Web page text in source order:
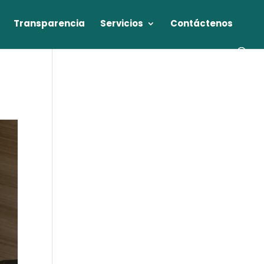
Transparencia Servicios Contáctenos